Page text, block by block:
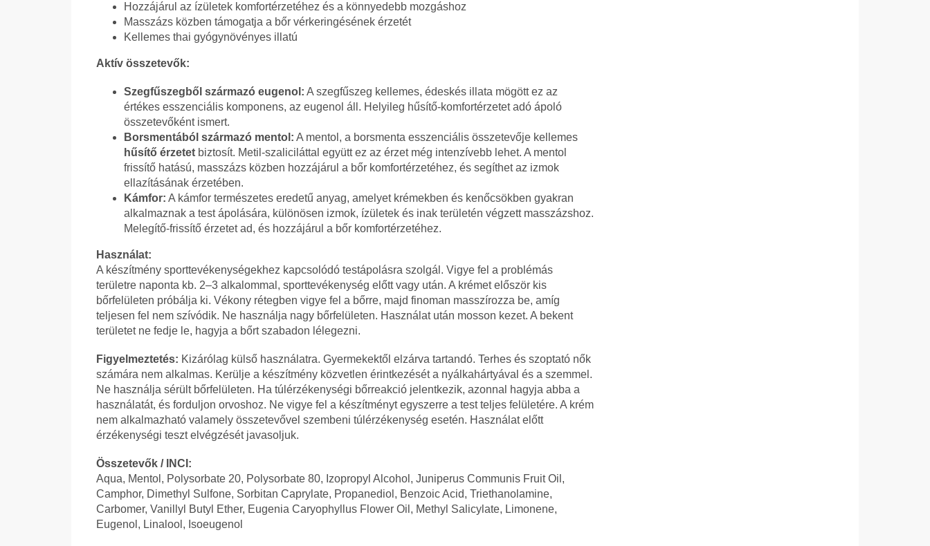
Hozzájárul az ízületek komfortérzetéhez és a könnyedebb mozgáshoz
Masszázs közben támogatja a bőr vérkeringésének érzetét
Kellemes thai gyógynövényes illatú
Aktív összetevők:
Szegfűszegből származó eugenol: A szegfűszeg kellemes, édeskés illata mögött ez az
értékes esszenciális komponens, az eugenol áll. Helyileg hűsítő-komfortérzetet adó ápoló
összetevőként ismert.
Borsmentából származó mentol: A mentol, a borsmenta esszenciális összetevője kellemes
hűsítő érzetet biztosít. Metil-szaliciláttal együtt ez az érzet még intenzívebb lehet. A mentol
frissítő hatású, masszázs közben hozzájárul a bőr komfortérzetéhez, és segíthet az izmok
ellazításának érzetében.
Kámfor: A kámfor természetes eredetű anyag, amelyet krémekben és kenőcsökben gyakran
alkalmaznak a test ápolására, különösen izmok, ízületek és inak területén végzett masszázshoz.
Melegítő-frissítő érzetet ad, és hozzájárul a bőr komfortérzetéhez.
Használat:
A készítmény sporttevékenységekhez kapcsolódó testápolásra szolgál. Vigye fel a problémás
területre naponta kb. 2–3 alkalommal, sporttevékenység előtt vagy után. A krémet először kis
bőrfelületen próbálja ki. Vékony rétegben vigye fel a bőrre, majd finoman masszírozza be, amíg
teljesen fel nem szívódik. Ne használja nagy bőrfelületen. Használat után mosson kezet. A bekent
területet ne fedje le, hagyja a bőrt szabadon lélegezni.
Figyelmeztetés: Kizárólag külső használatra. Gyermekektől elzárva tartandó. Terhes és szoptató nők
számára nem alkalmas. Kerülje a készítmény közvetlen érintkezését a nyálkahártyával és a szemmel.
Ne használja sérült bőrfelületen. Ha túlérzékenységi bőrreakció jelentkezik, azonnal hagyja abba a
használatát, és forduljon orvoshoz. Ne vigye fel a készítményt egyszerre a test teljes felületére. A krém
nem alkalmazható valamely összetevővel szembeni túlérzékenység esetén. Használat előtt
érzékenységi teszt elvégzését javasoljuk.
Összetevők / INCI:
Aqua, Mentol, Polysorbate 20, Polysorbate 80, Izopropyl Alcohol, Juniperus Communis Fruit Oil,
Camphor, Dimethyl Sulfone, Sorbitan Caprylate, Propanediol, Benzoic Acid, Triethanolamine,
Carbomer, Vanillyl Butyl Ether, Eugenia Caryophyllus Flower Oil, Methyl Salicylate, Limonene,
Eugenol, Linalool, Isoeugenol